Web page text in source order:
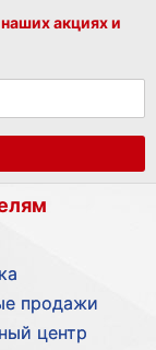
акциях и
продажи
центр